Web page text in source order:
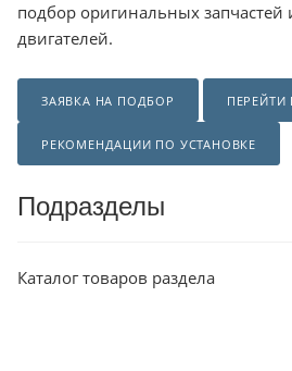
подбор оригинальных запчастей
двигателей.
ЗАЯВКА НА ПОДБОР ПЕРЕЙТИ
РЕКОМЕНДАЦИИ ПО УСТАНОВКЕ
Подразделы
Каталог товаров раздела